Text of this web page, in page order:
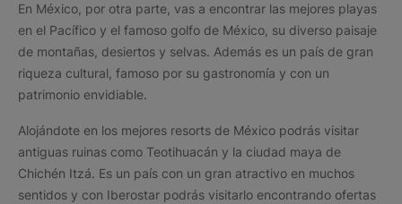
En México, por otra parte, vas a encontrar las mejores playas
en el Pacífico y el famoso golfo de México, su diverso paisaje
de montañas, desiertos y selvas. Además es un país de gran
riqueza cultural, famoso por su gastronomía y con un
patrimonio envidiable.
Alojándote en los mejores resorts de México podrás visitar
antiguas ruinas como Teotihuacán y la ciudad maya de
Chichén Itzá. Es un país con un gran atractivo en muchos
sentidos y con Iberostar podrás visitarlo encontrando ofertas